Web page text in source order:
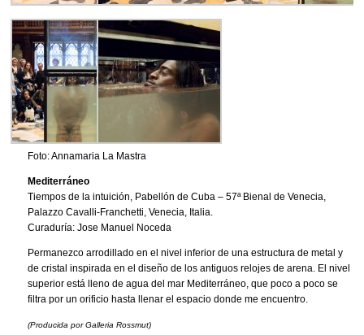
Foto: Annamaria La Mastra
Mediterráneo
Tiempos de la intuición, Pabellón de Cuba – 57ª Bienal de Venecia,
Palazzo Cavalli-Franchetti, Venecia, Italia.
Curaduría: Jose Manuel Noceda
Permanezco arrodillado en el nivel inferior de una estructura de metal y
de cristal inspirada en el diseño de los antiguos relojes de arena. El nivel
superior está lleno de agua del mar Mediterráneo, que poco a poco se
filtra por un orificio hasta llenar el espacio donde me encuentro.
(Producida por Galleria Rossmut)